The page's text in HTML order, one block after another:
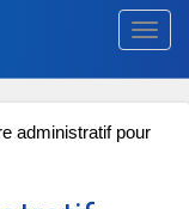
administratif pour